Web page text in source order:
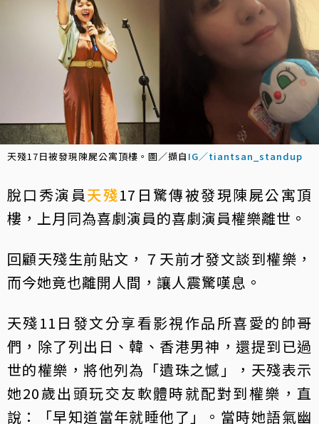
天殘17日被發現陳屍公寓頂樓。圖／擷自 IG／tiantsan_standup
脫口秀演員天殘17日驚傳被發現陳屍公寓頂
樓，上月同為喜劇演員的喜劇演員權樂離世。
回顧天殘生前貼文，７天前才發文談到權樂，
而今她竟也離開人間，讓人震驚嘆息。
天殘11日發文分享看影視作品所喜愛的帥哥
們，除了列出日、韓、香港男神，還提到已過
世的權樂，將他列為「遺珠之憾」，天殘表示
她20歲出頭玩交友軟體時就配對到權樂，直
說：「早知道當年就睡他了」。當時她語氣幽